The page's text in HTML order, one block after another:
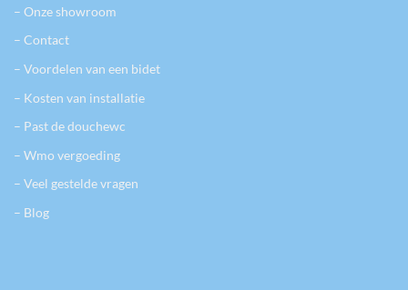
– Onze showroom
– Contact
– Voordelen van een bidet
– Kosten van installatie
– Past de douchewc
– Wmo vergoeding
– Veel gestelde vragen
– Blog